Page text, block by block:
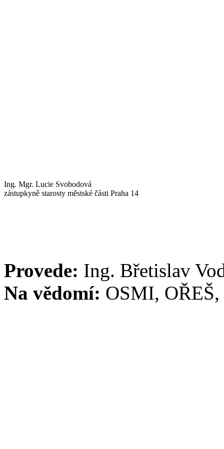
Ing. Mgr. Lucie Svobodová
zástupkyně starosty městské části Praha 14
Provede: Ing. Břetislav
Na vědomí: OSMI,